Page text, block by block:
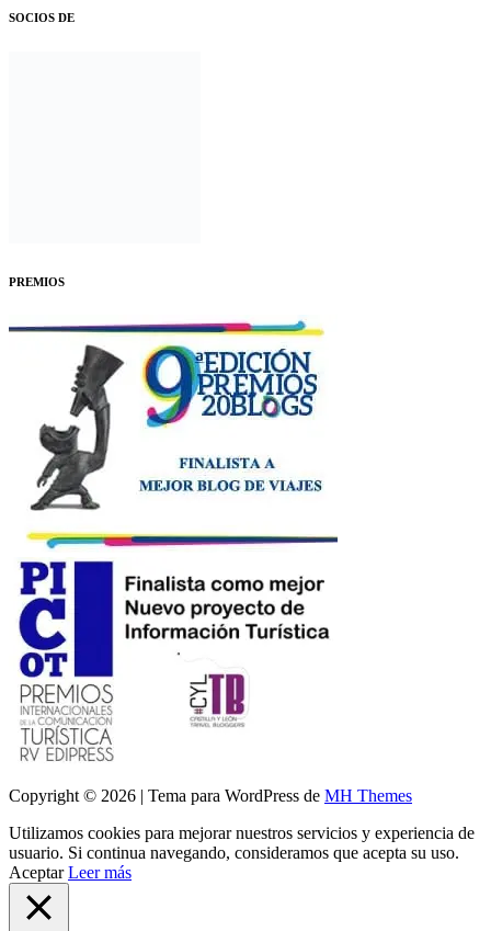
SOCIOS DE
PREMIOS
Copyright © 2026 | Tema para WordPress de MH Themes
Utilizamos cookies para mejorar nuestros servicios y experiencia de
usuario. Si continua navegando, consideramos que acepta su uso.
Aceptar Leer más